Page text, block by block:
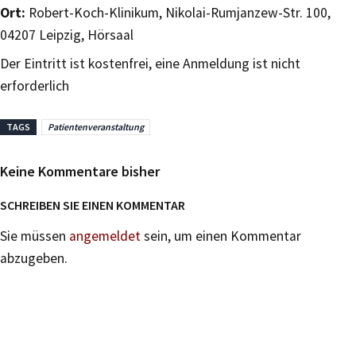
Ort: Robert-Koch-Klinikum, Nikolai-Rumjanzew-Str. 100,
04207 Leipzig, Hörsaal
Der Eintritt ist kostenfrei, eine Anmeldung ist nicht
erforderlich
TAGS Patientenveranstaltung
Keine Kommentare bisher
SCHREIBEN SIE EINEN KOMMENTAR
Sie müssen angemeldetsein, um einen Kommentar
abzugeben.